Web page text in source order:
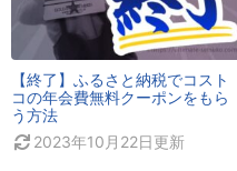
【終了】ふるさと納税でコスト
コの年会費無料クーポンをもら
う方法
2023年10月22日更新